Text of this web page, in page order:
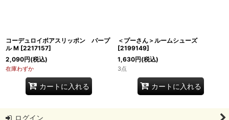
コーデュロイボアスリッポン パープ
ル M [2217157]
2,090円(税込)
在庫わずか
カートに入れる
＜プーさん＞ルームシューズ
[2199149]
1,630円(税込)
3点
カートに入れる
ログイン